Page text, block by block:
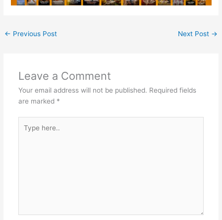
← Previous Post Next Post →
Leave a Comment
Your email address will not be published. Required fields
are marked *
here..